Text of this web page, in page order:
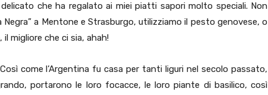
che ha regalato ai miei piatti sapori molto speciali. Non
Negra” a Mentone e Strasburgo, utilizziamo il pesto genovese, o
, il migliore che ci sia, ahah!
come l’Argentina fu casa per tanti liguri nel secolo passato,
portarono le loro focacce, le loro piante di basilico, così